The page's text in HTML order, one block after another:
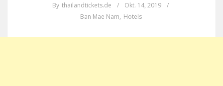
By thailandtickets.de / Okt. 14, 2019
/
Ban Mae Nam, Hotels